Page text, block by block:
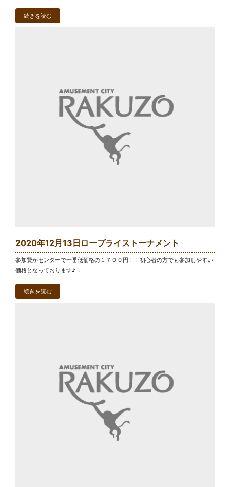
続きを読む
2020年12月13日ロープライストーナメント
参加費がセンターで一番低価格の１７００円！！初心者の方でも参加しやすい
価格となっております♪ ...
続きを読む